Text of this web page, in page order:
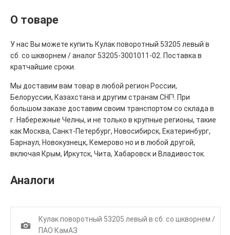
О товаре
У нас Вы можете купить Кулак поворотный 53205 левый в
сб. со шкворнем / аналог 53205-3001011-02. Поставка в
кратчайшие сроки.
Мы доставим вам товар в любой регион России,
Белоруссии, Казахстана и другим странам СНГ!. При
большом заказе доставим своим транспортом со склада в
г. Набережные Челны, и не только в крупные регионы, такие
как Москва, Санкт-Петербург, Новосибирск, Екатеринбург,
Барнаул, Новокузнецк, Кемерово но и в любой другой,
включая Крым, Иркутск, Чита, Хабаровск и Владивосток.
Аналоги
1
Кулак поворотный 53205 левый в сб. со шкворнем /
ПАО КамАЗ